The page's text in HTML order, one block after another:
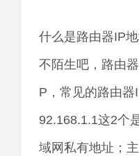
什么是路由器IP
不陌生吧，路由
P，常见的路由
92.168.1.1这2个
域网私有地址；